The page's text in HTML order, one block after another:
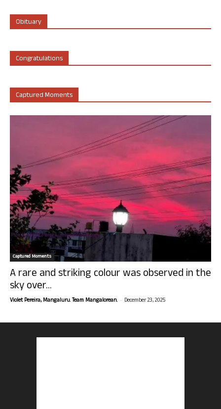
Obituary
Congratulations
Captured Moments
Captured Moments
A rare and striking colour was observed in the
sky over...
Violet Pereira, Mangaluru. Team Mangalorean. - December 23, 2025